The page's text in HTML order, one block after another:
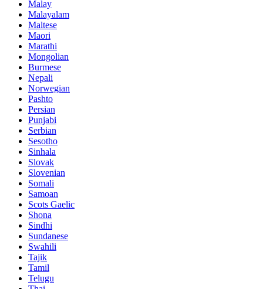
Malay
Malayalam
Maltese
Maori
Marathi
Mongolian
Burmese
Nepali
Norwegian
Pashto
Persian
Punjabi
Serbian
Sesotho
Sinhala
Slovak
Slovenian
Somali
Samoan
Scots Gaelic
Shona
Sindhi
Sundanese
Swahili
Tajik
Tamil
Telugu